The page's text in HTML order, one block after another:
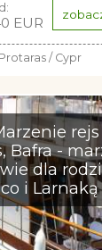
EUR
Protaras / Cypr
Bafra -
dla
i Larnaką